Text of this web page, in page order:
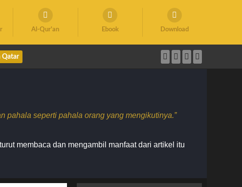
Al-Qur'an Ebook Download
Qatar
pahala seperti pahala orang yang mengikutinya.”
membaca dan mengambil manfaat dari artikel itu